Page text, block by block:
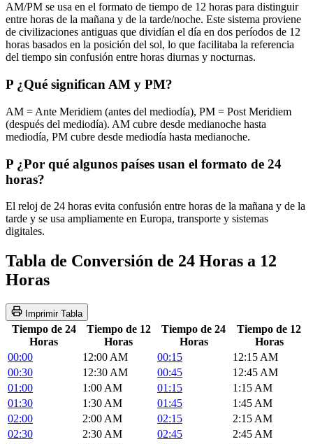
AM/PM se usa en el formato de tiempo de 12 horas para distinguir
entre horas de la mañana y de la tarde/noche. Este sistema proviene
de civilizaciones antiguas que dividían el día en dos períodos de 12
horas basados en la posición del sol, lo que facilitaba la referencia
del tiempo sin confusión entre horas diurnas y nocturnas.
P ¿Qué significan AM y PM?
AM = Ante Meridiem (antes del mediodía), PM = Post Meridiem
(después del mediodía). AM cubre desde medianoche hasta
mediodía, PM cubre desde mediodía hasta medianoche.
P ¿Por qué algunos países usan el formato de 24
horas?
El reloj de 24 horas evita confusión entre horas de la mañana y de la
tarde y se usa ampliamente en Europa, transporte y sistemas
digitales.
Tabla de Conversión de 24 Horas a 12
Horas
Imprimir Tabla
Tiempo de 24
Horas
Tiempo de 12
Horas
Tiempo de 24
Horas
Tiempo de 12
Horas
00:00
12:00 AM 00:15
12:15 AM
00:30
12:30 AM 00:45
12:45 AM
01:00
1:00 AM 01:15
1:15 AM
01:30
1:30 AM 01:45
1:45 AM
02:00
2:00 AM 02:15
2:15 AM
02:30
2:30 AM 02:45
2:45 AM